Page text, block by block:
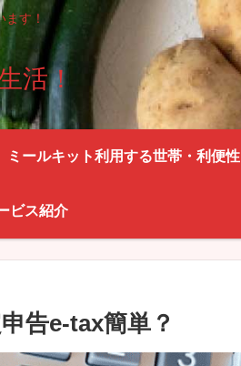
す！
活！
ミールキット利用する世帯・利便性
ビス紹介
告e-tax簡単？